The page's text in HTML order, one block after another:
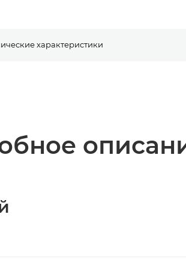
характеристики